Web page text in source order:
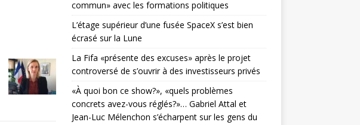
commun» avec les formations politiques
L’étage supérieur d’une fusée SpaceX s’est bien
écrasé sur la Lune
La Fifa «présente des excuses» après le projet
controversé de s’ouvrir à des investisseurs privés
«À quoi bon ce show?», «quels problèmes
concrets avez-vous réglés?»… Gabriel Attal et
Jean-Luc Mélenchon s’écharpent sur les gens du